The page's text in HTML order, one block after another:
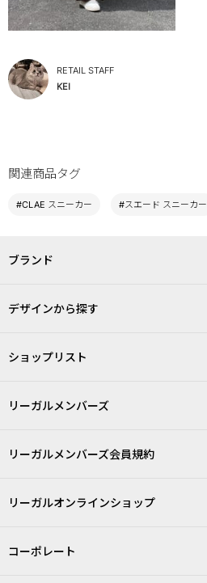
RETAIL STAFF
KEI
関連商品タグ
#CLAE スニーカー #スエード スニーカー
ブランド
デザインから探す
ショップリスト
リーガルメンバーズ
リーガルメンバーズ会員規約
リーガルオンラインショップ
コーポレート